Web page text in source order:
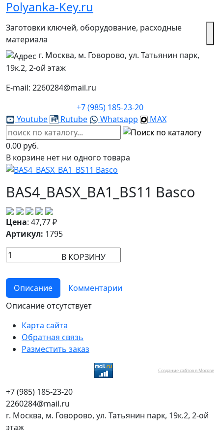
Polyanka-Key.ru
Заготовки ключей, оборудование, расходные
материала
г. Москва, м. Говорово, ул. Татьянин парк,
19к.2, 2-ой этаж
E-mail: 2260284@mail.ru
+7 (985) 185-23-20
Youtube
Rutube Whatsapp MAX
0.00 руб.
В корзине нет ни одного товара
BAS4_BASX_BA1_BS11 Basco
Цена: 47,77₽
Артикул: 1795
В КОРЗИНУ
Описание
Комментарии
Описание отсутствует
Карта сайта
Обратная связь
Разместить заказ
Создание сайтов в Москве
+7 (985) 185-23-20
2260284@mail.ru
г. Москва, м. Говорово, ул. Татьянин парк, 19к.2, 2-ой
этаж